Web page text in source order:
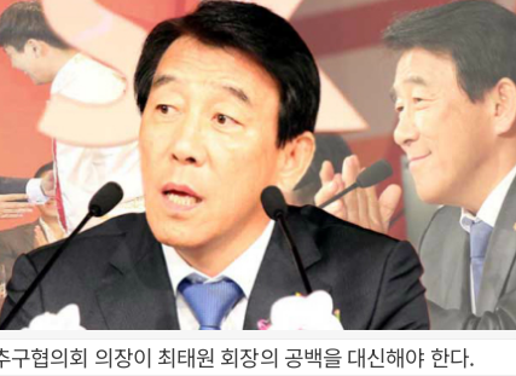
협의회 의장이 최태원 회장의 공백을 대신해야 한다.